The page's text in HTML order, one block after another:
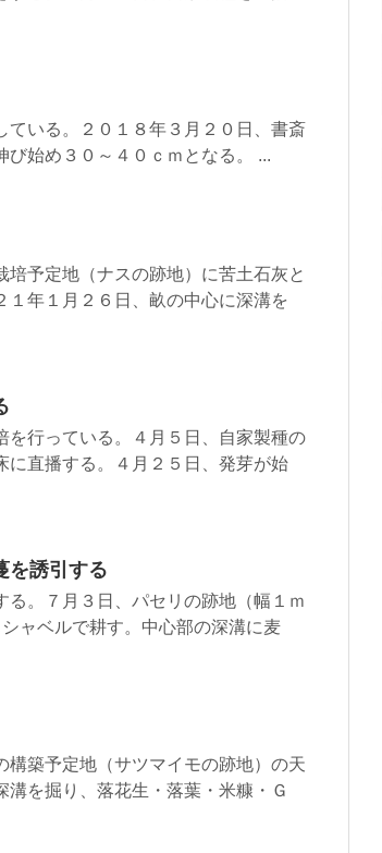
いる。２０１８年３月２０日、書斎
始め３０～４０ｃｍとなる。 ...
培予定地（ナスの跡地）に苦土石灰と
年１月２６日、畝の中心に深溝を
行っている。４月５日、自家製種の
に直播する。４月２５日、発芽が始
を誘引する
。７月３日、パセリの跡地（幅１ｍ
ャベルで耕す。中心部の深溝に麦
構築予定地（サツマイモの跡地）の天
を掘り、落花生・落葉・米糠・Ｇ